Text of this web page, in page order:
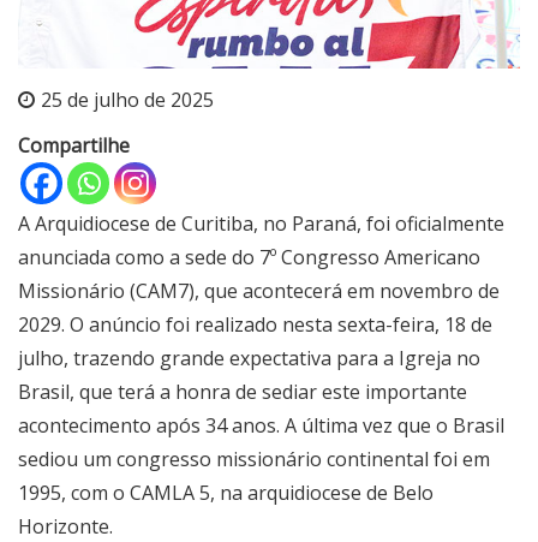
25 de julho de 2025
Compartilhe
A Arquidiocese de Curitiba, no Paraná, foi oficialmente
anunciada como a sede do 7º Congresso Americano
Missionário (CAM7), que acontecerá em novembro de
2029. O anúncio foi realizado nesta sexta-feira, 18 de
julho, trazendo grande expectativa para a Igreja no
Brasil, que terá a honra de sediar este importante
acontecimento após 34 anos. A última vez que o Brasil
sediou um congresso missionário continental foi em
1995, com o CAMLA 5, na arquidiocese de Belo
Horizonte.